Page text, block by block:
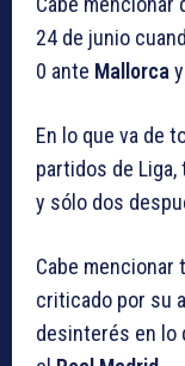
24 de junio
0 ante Mallorca
En lo que va de
partidos de
y sólo dos
Cabe mencionar
criticado por su
desinterés en lo